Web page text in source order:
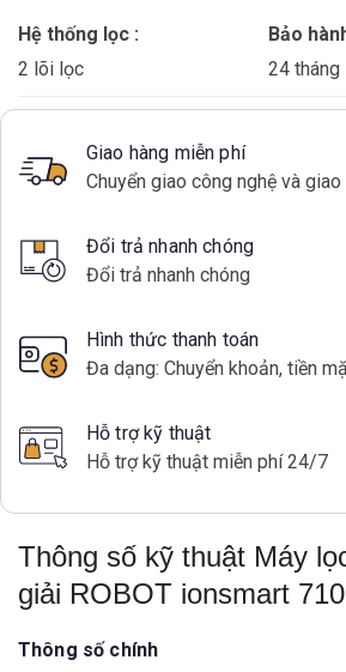
Hệ thống lọc :
2 lõi lọc
Bảo
24 tháng
Giao hàng miễn phí
Chuyển giao công nghệ và
Đổi trả nhanh chóng
Đổi trả nhanh chóng
Hình thức thanh toán
Đa dạng: Chuyển khoản, tiền
Hỗ trợ kỹ thuật
Hỗ trợ kỹ thuật miễn phí 24/7
Thông số kỹ thuật Máy
giải ROBOT ionsmart 710
Thông số chính